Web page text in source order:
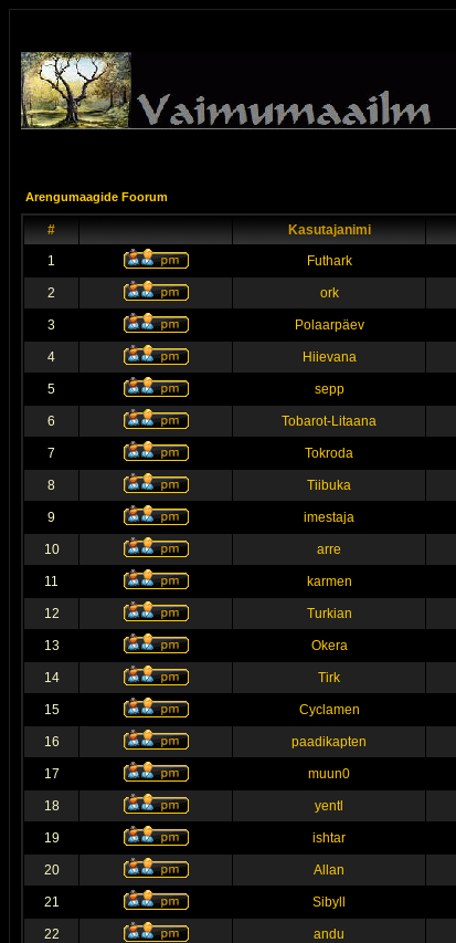
Arengumaagide Foorum
# Kasutajanimi
1
Futhark
2 ork
3 Polaarpäev
4 Hiievana
5 sepp
6 Tobarot-Litaana
7 Tokroda
8 Tiibuka
9 imestaja
10 arre
11 karmen
12 Turkian
13 Okera
14 Tirk
15 Cyclamen
16 paadikapten
17 muun0
18 yentl
19 ishtar
20 Allan
21 Sibyll
22 andu